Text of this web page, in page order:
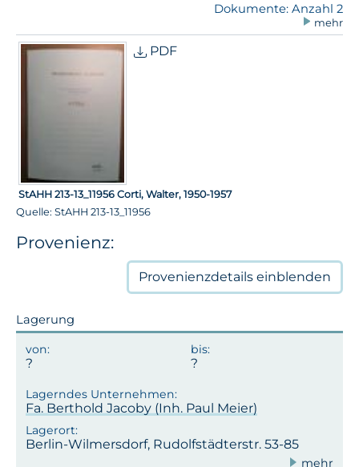
Dokumente: Anzahl 2
mehr
PDF
StAHH 213-13_11956 Corti, Walter, 1950-1957
Quelle: StAHH 213-13_11956
Provenienz:
Provenienzdetails einblenden
Lagerung
Fa. Berthold Jacoby (Inh. Paul Meier)
Berlin-Wilmersdorf, Rudolfstädterstr. 53-85
mehr